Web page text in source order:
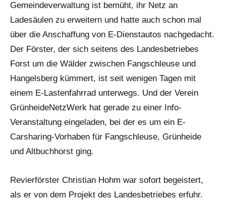
Gemeindeverwaltung ist bemüht, ihr Netz an
Ladesäulen zu erweitern und hatte auch schon mal
über die Anschaffung von E-Dienstautos nachgedacht.
Der Förster, der sich seitens des Landesbetriebes
Forst um die Wälder zwischen Fangschleuse und
Hangelsberg kümmert, ist seit wenigen Tagen mit
einem E-Lastenfahrrad unterwegs. Und der Verein
GrünheideNetzWerk hat gerade zu einer Info-
Veranstaltung eingeladen, bei der es um ein E-
Carsharing-Vorhaben für Fangschleuse, Grünheide
und Altbuchhorst ging.
Revierförster Christian Hohm war sofort begeistert,
als er von dem Projekt des Landesbetriebes erfuhr.